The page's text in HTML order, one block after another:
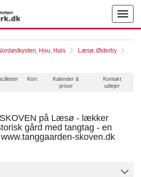
Hou, Hals
Læsø, Østerby
Kort
Kalender &
priser
Kontakt
udlejer
på Læsø - lækker
gård med tangtag - en
skoven.dk